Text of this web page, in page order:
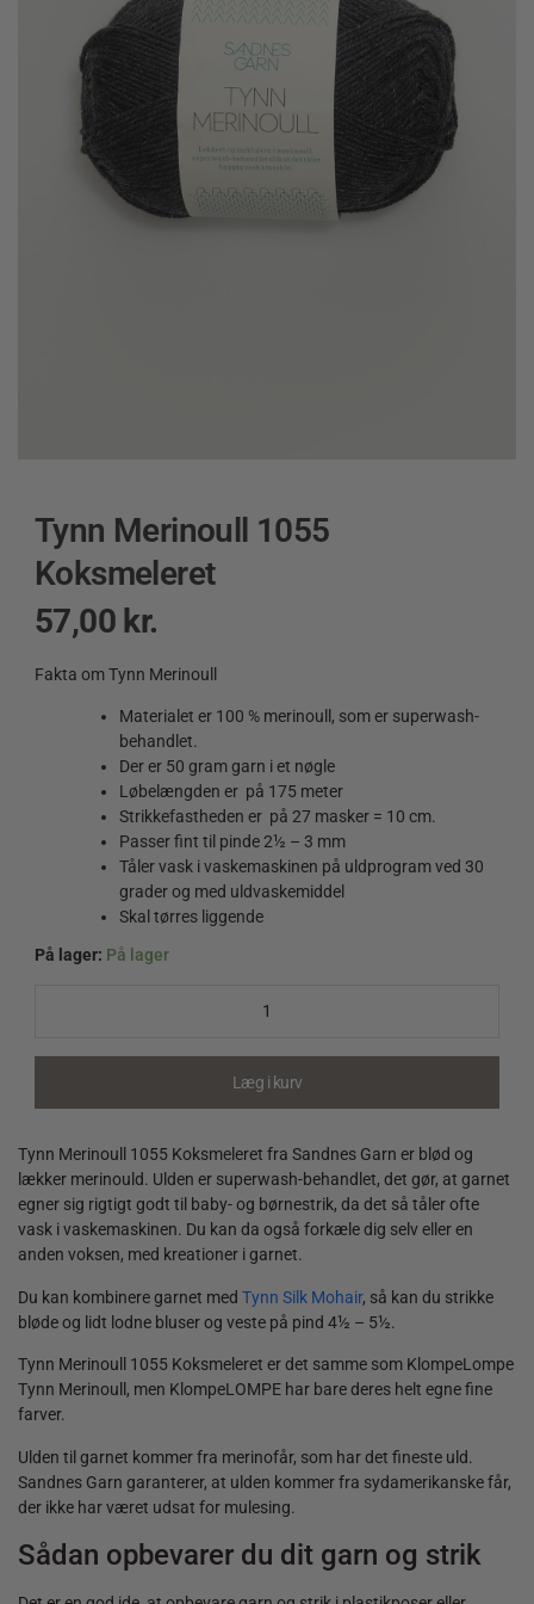
Tynn Merinoull 1055
Koksmeleret
57,00 kr.
Fakta om Tynn Merinoull
Materialet er 100 % merinoull, som er superwash-
behandlet.
Der er 50 gram garn i et nøgle
Løbelængden er på 175 meter
Strikkefastheden er på 27 masker = 10 cm.
Passer fint til pinde 2½ – 3 mm
Tåler vask i vaskemaskinen på uldprogram ved 30
grader og med uldvaskemiddel
Skal tørres liggende
På lager: På lager
Læg i kurv
Tynn Merinoull 1055 Koksmeleret fra Sandnes Garn er blød og
lækker merinould. Ulden er superwash-behandlet, det gør, at garnet
egner sig rigtigt godt til baby- og børnestrik, da det så tåler ofte
vask i vaskemaskinen. Du kan da også forkæle dig selv eller en
anden voksen, med kreationer i garnet.
Du kan kombinere garnet med Tynn Silk Mohair, så kan du strikke
bløde og lidt lodne bluser og veste på pind 4½ – 5½.
Tynn Merinoull 1055 Koksmeleret er det samme som KlompeLompe
Tynn Merinoull, men KlompeLOMPE har bare deres helt egne fine
farver.
Ulden til garnet kommer fra merinofår, som har det fineste uld.
Sandnes Garn garanterer, at ulden kommer fra sydamerikanske får,
der ikke har været udsat for mulesing.
Sådan opbevarer du dit garn og strik